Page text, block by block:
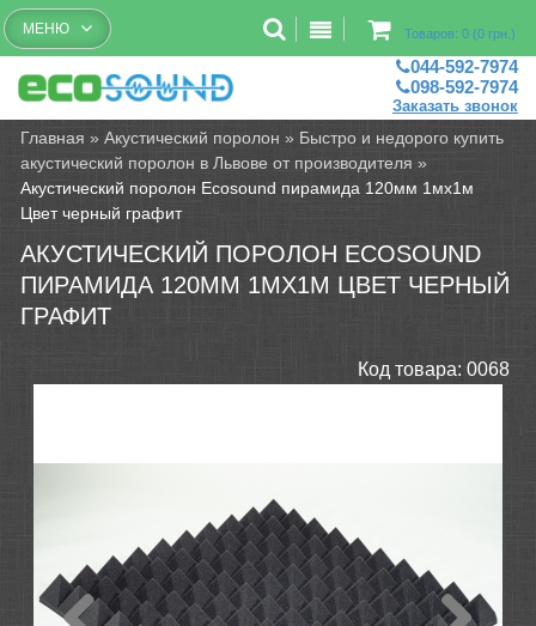
Бесплатный рассчет помещений
Товаров: 0 (0 грн.)
МЕНЮ
044-592-7974
098-592-7974
Заказать звонок
Главная »Акустический поролон » Быстро и недорого купить
акустический поролон в Львове от производителя »
Акустический поролон Ecosound пирамида 120мм 1мх1м
Цвет черный графит
АКУСТИЧЕСКИЙ ПОРОЛОН ECOSOUND
ПИРАМИДА 120ММ 1МХ1М ЦВЕТ ЧЕРНЫЙ
ГРАФИТ
Код товара: 0068